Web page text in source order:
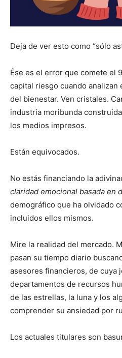
Deja de ver esto como “sólo
Ése es el error que comete el
capital riesgo cuando
del bienestar. Ven cristales.
industria moribunda
los medios impresos.
Están equivocados.
No estás financiando la
claridad emocional basada en
demográfico que ha olvidado
incluidos ellos mismos.
Mire la realidad del mercado.
pasan su tiempo diario
asesores financieros, de cuya
departamentos de recursos
de las estrellas, la luna y los
comprender su ansiedad por
Los actuales titulares son